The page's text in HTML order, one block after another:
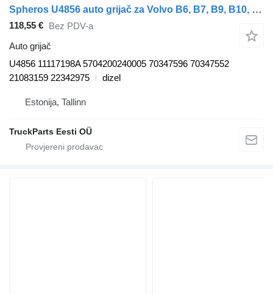
Spheros U4856 auto grijač za Volvo B6, B7, B9, B10, B12 bus (1978-2011) autobusa
118,55 € Bez PDV-a
Auto grijač
U4856 11117198A 5704200240005 70347596 70347552
21083159 22342975
dizel
Estonija, Tallinn
TruckParts Eesti OÜ